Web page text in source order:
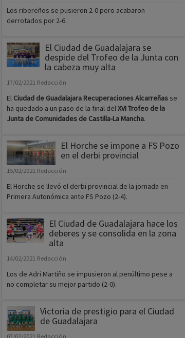
Los ribereños se pusieron 2-0 pero acabaron
derrotados por 2-6.
El Ciudad de Guadalajara se
despide del Trofeo de la Junta con
la cabeza muy alta
17/02/2021 Redacción
El Ciudad de Guadalajara Recuperaciones Alcarreñasse
ha quedado a un paso de la final delXVI Trofeo de la
Junta de Comunidades de Castilla-La Mancha.
El Horche se impone a FS Pozo
en el derbi provincial
15/02/2021 Redacción
El Horche se llevó el derbi provincial de la jornada en
Primera Autonómica ante FS Pozo (2-4).
El Ciudad de Guadalajara hace los
deberes y se consolida en la zona
alta
14/02/2021 Redacción
Los de Adri Martiño se impusieron al penúltimo pese a
no completar su mejor partido (2-0).
Victoria de prestigio para el Ciudad
de Guadalajara
07/02/2021 Redacción